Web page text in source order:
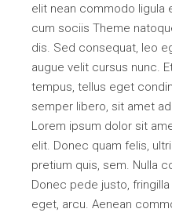
elit nean commodo ligula
cum sociis Theme
dis. Sed consequat, leo
augue velit cursus nunc.
tempus, tellus eget
semper libero, sit amet
Lorem ipsum dolor sit
elit. Donec quam felis,
pretium quis, sem. Nulla
Donec pede justo,
eget, arcu. Aenean